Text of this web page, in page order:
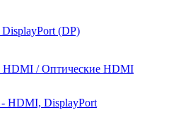
(DP)
HDMI / Оптические HDMI
HDMI, DisplayPort